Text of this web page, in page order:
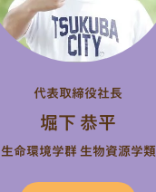
代表取締役社長
堀下 恭平
生命環境学群 生物資源学類